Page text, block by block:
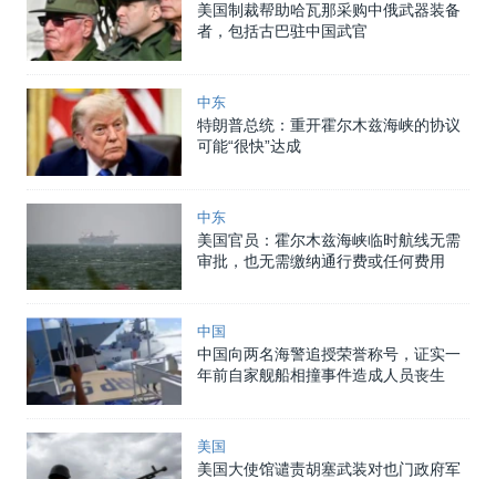
关注新疆
GEN Z 看美国
美国制裁帮助哈瓦那采购中俄武器装备
者，包括古巴驻中国武官
中东
特朗普总统：重开霍尔木兹海峡的协议
可能“很快”达成
中东
美国官员：霍尔木兹海峡临时航线无需
审批，也无需缴纳通行费或任何费用
中国
中国向两名海警追授荣誉称号，证实一
年前自家舰船相撞事件造成人员丧生
美国
美国大使馆谴责胡塞武装对也门政府军